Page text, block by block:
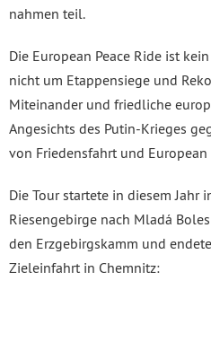
nahmen teil.
Die European Peace Ride ist
nicht um Etappensiege und
Miteinander und friedliche
Angesichts des Putin-Krieges
von Friedensfahrt und
Die Tour startete in diesem Jahr
Riesengebirge nach Mladá
den Erzgebirgskamm und
Zieleinfahrt in Chemnitz: